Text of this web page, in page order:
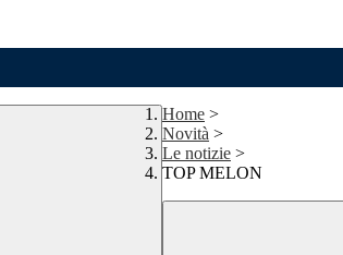
Home >
Novità >
Le notizie >
TOP MELON